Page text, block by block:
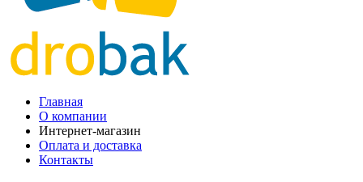
Главная
О компании
Интернет-магазин
Оплата и доставка
Контакты